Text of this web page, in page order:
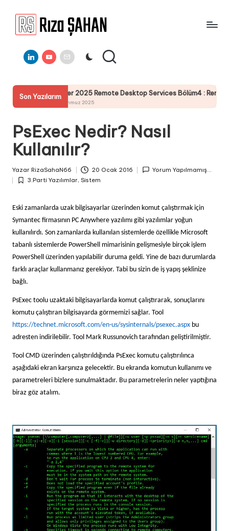
a
Ş
A
H
A
N
Bilgi
Paylaşım
LinkedinYoutube
E-
Mail
Son Yazılarım
2025 Remote Desktop Services Bölüm4 : RemoteApp RdWeb
Temmuz 2025
PsExec Nedir? Nasıl
Kullanılır?
by
Yazar RizaSahaN66 20 Ocak 2016 Yorum Yapılmamış...
Posted
3.Parti Yazılımlar, Sistem
Eski zamanlarda uzak bilgisayarlar üzerinden komut çalıştırmak için
Symantec firmasının PC Anywhere yazılımı gibi yazılımlar yoğun
kullanılırdı. Son zamanlarda kullanılan sistemlerde özellikle Microsoft
tabanlı sistemlerde PowerShell mimarisinin gelişmesiyle birçok işlem
PowerShell üzerinden yapılabilir duruma geldi. Yine de bazı durumlarda
farklı araçlar kullanmanız gerekiyor. Tabi bu sizin de iş yapış şeklinize
bağlı.
PsExec toolu uzaktaki bilgisayarlarda komut çalıştırarak, sonuçlarını
komutu çalıştıran bilgisayarda görmemizi sağlar. Tool
https://technet.microsoft.com/en-us/sysinternals/psexec.aspx bu
adresten indirilebilir. Tool Mark Russunovich tarafından geliştirilmiştir.
Tool CMD üzerinden çalıştırıldığında PsExec komutu çalıştırılınca
aşağıdaki ekran karşınıza gelecektir. Bu ekranda komutun kullanımı ve
parametreleri bizlere sunulmaktadır. Bu parametrelerin neler yaptığına
biraz göz atalım.